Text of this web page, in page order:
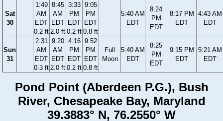
Sat
30
1:49
AM
EDT
0.2 ft
8:45
AM
EDT
2.0 ft
3:33
PM
EDT
0.2 ft
9:05
PM
EDT
0.8 ft
5:40 AM
EDT
8:24
PM
EDT
8:17 PM
EDT
4:43 AM
EDT
Sun
31
2:31
AM
EDT
0.3 ft
9:20
AM
EDT
2.0 ft
4:16
PM
EDT
0.2 ft
9:52
PM
EDT
0.8 ft
Full
Moon
5:40 AM
EDT
8:25
PM
EDT
9:15 PM
EDT
5:21 AM
EDT
Pond Point (Aberdeen P.G.), Bush
River, Chesapeake Bay, Maryland
39.3883° N, 76.2550° W